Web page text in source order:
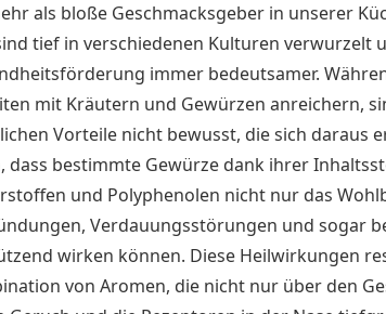
als bloße Geschmacksgeber in unserer
tief in verschiedenen Kulturen verwurzelt
immer bedeutsamer.
mit Kräutern und Gewürzen anreichern,
Vorteile nicht bewusst, die sich daraus
dass bestimmte Gewürze dank ihrer
und Polyphenolen nicht nur das
Verdauungsstörungen und sogar
wirken können. Diese Heilwirkungen
von Aromen, die nicht nur über den